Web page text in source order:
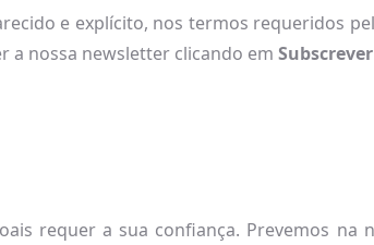
e explícito, nos termos requeridos
a nossa newsletter clicando em
requer a sua confiança. Prevemos na